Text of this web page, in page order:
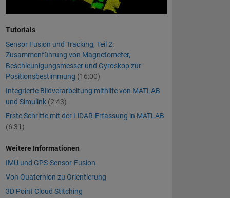
Tutorials
Sensor Fusion und Tracking, Teil 2:
Zusammenführung von Magnetometer,
Beschleunigungsmesser und Gyroskop zur
Positionsbestimmung (16:00)
Integrierte Bildverarbeitung mithilfe von MATLAB
und Simulink (2:43)
Erste Schritte mit der LiDAR-Erfassung in MATLAB
(6:31)
Weitere Informationen
IMU und GPS-Sensor-Fusion
Von Quaternion zu Orientierung
3D Point Cloud Stitching